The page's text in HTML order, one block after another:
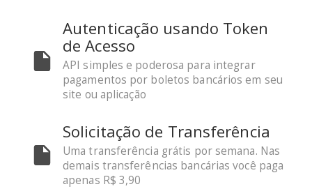
Autenticação usando Token
de Acesso
API simples e poderosa para integrar
pagamentos por boletos bancários em seu
site ou aplicação
Solicitação de Transferência
Uma transferência grátis por semana. Nas
demais transferências bancárias você paga
apenas R$ 3,90